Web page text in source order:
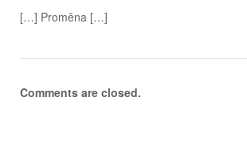
[…] Proměna […]
Comments are closed.